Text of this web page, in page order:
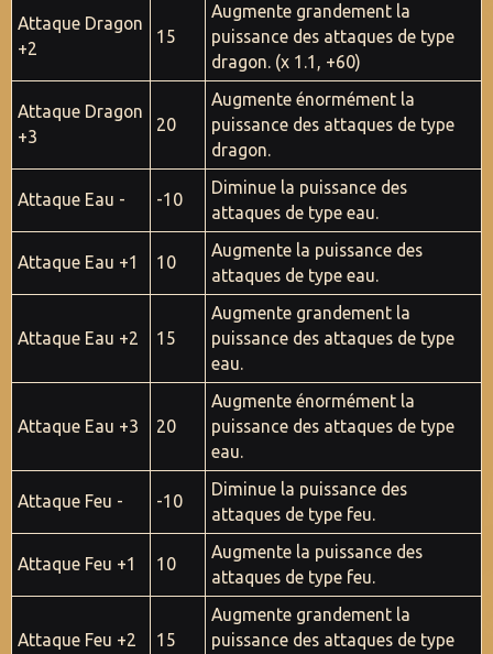
Attaque Dragon
+2
15
Augmente grandement la
puissance des attaques de type
dragon. (x 1.1, +60)
Attaque Dragon
+3
20
Augmente énormément la
puissance des attaques de type
dragon.
Attaque Eau - -10
Diminue la puissance des
attaques de type eau.
Attaque Eau +1 10
Augmente la puissance des
attaques de type eau.
Attaque Eau +2 15
Augmente grandement la
puissance des attaques de type
eau.
Attaque Eau +3 20
Augmente énormément la
puissance des attaques de type
eau.
Attaque Feu - -10
Diminue la puissance des
attaques de type feu.
Attaque Feu +1 10
Augmente la puissance des
attaques de type feu.
Attaque Feu +2 15
Augmente grandement la
puissance des attaques de type